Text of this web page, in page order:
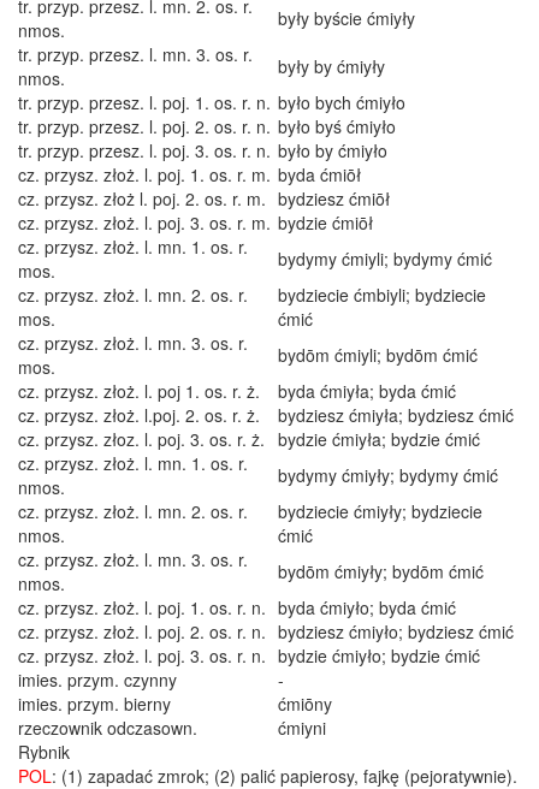
tr. przyp. przesz. l. mn. 2. os. r.
nmos.
były byście ćmiyły
tr. przyp. przesz. l. mn. 3. os. r.
nmos.
były by ćmiyły
tr. przyp. przesz. l. poj. 1. os. r. n. było bych ćmiyło
tr. przyp. przesz. l. poj. 2. os. r. n. było byś ćmiyło
tr. przyp. przesz. l. poj. 3. os. r. n. było by ćmiyło
cz. przysz. złoż. l. poj. 1. os. r. m. byda ćmiōł
cz. przysz. złoż l. poj. 2. os. r. m. bydziesz ćmiōł
cz. przysz. złoż. l. poj. 3. os. r. m. bydzie ćmiōł
cz. przysz. złoż. l. mn. 1. os. r.
mos.
bydymy ćmiyli; bydymy ćmić
cz. przysz. złoż. l. mn. 2. os. r.
mos.
bydziecie ćmbiyli; bydziecie
ćmić
cz. przysz. złoż. l. mn. 3. os. r.
mos.
bydōm ćmiyli; bydōm ćmić
cz. przysz. złoż. l. poj 1. os. r. ż.
byda ćmiyła; byda ćmić
cz. przysz. złoż. l.poj. 2. os. r. ż.
bydziesz ćmiyła; bydziesz ćmić
cz. przysz. złoz. l. poj. 3. os. r. ż. bydzie ćmiyła; bydzie ćmić
cz. przysz. złoż. l. mn. 1. os. r.
nmos.
bydymy ćmiyły; bydymy ćmić
cz. przysz. złoż. l. mn. 2. os. r.
nmos.
bydziecie ćmiyły; bydziecie
ćmić
cz. przysz. złoż. l. mn. 3. os. r.
nmos.
bydōm ćmiyły; bydōm ćmić
cz. przysz. złoż. l. poj. 1. os. r. n. byda ćmiyło; byda ćmić
cz. przysz. złoż. l. poj. 2. os. r. n. bydziesz ćmiyło; bydziesz ćmić
cz. przysz. złoż. l. poj. 3. os. r. n. bydzie ćmiyło; bydzie ćmić
imies. przym. czynny
-
imies. przym. bierny
ćmiōny
rzeczownik odczasown.
ćmiyni
Rybnik
POL: (1) zapadać zmrok; (2) palić papierosy, fajkę (pejoratywnie).